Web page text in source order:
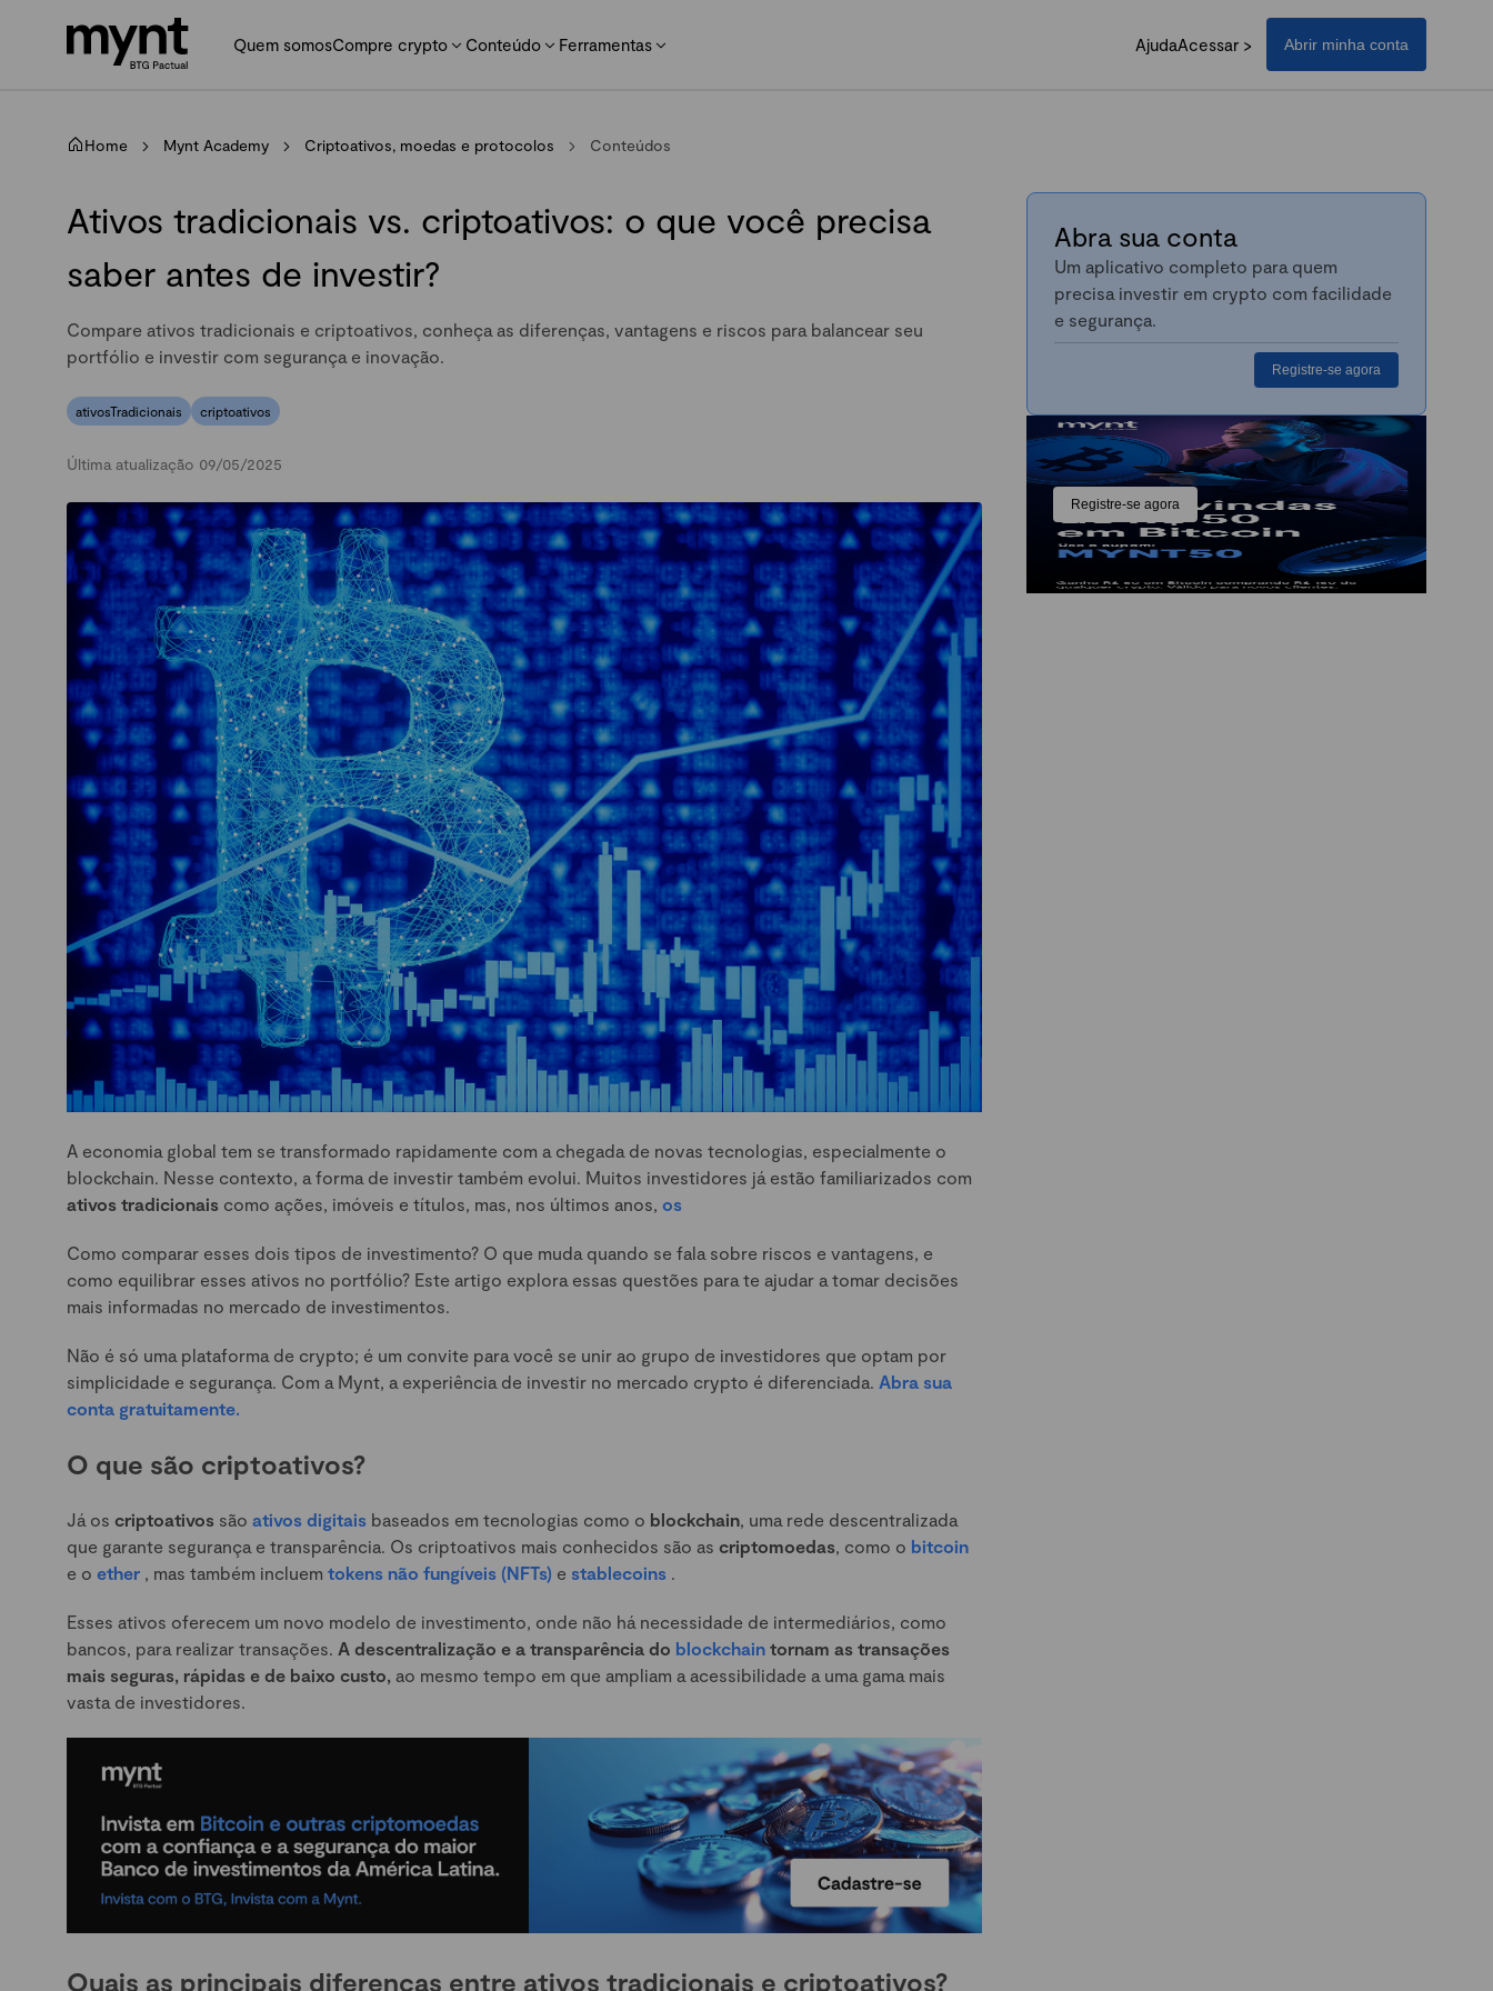
Quem somosCompre crypto Conteúdo Ferramentas AjudaAcessar > Abrir minha conta
Home Mynt Academy Criptoativos, moedas e protocolos Conteúdos
Ativos tradicionais vs. criptoativos: o que você precisa
saber antes de investir?
Compare ativos tradicionais e criptoativos, conheça as diferenças, vantagens e riscos para balancear seu
portfólio e investir com segurança e inovação.
ativosTradicionais criptoativos
Última atualização 09/05/2025
A economia global tem se transformado rapidamente com a chegada de novas tecnologias, especialmente o
blockchain. Nesse contexto, a forma de investir também evolui. Muitos investidores já estão familiarizados com
ativos tradicionais como ações, imóveis e títulos, mas, nos últimos anos, os
Como comparar esses dois tipos de investimento? O que muda quando se fala sobre riscos e vantagens, e
como equilibrar esses ativos no portfólio? Este artigo explora essas questões para te ajudar a tomar decisões
mais informadas no mercado de investimentos.
Não é só uma plataforma de crypto; é um convite para você se unir ao grupo de investidores que optam por
simplicidade e segurança. Com a Mynt, a experiência de investir no mercado crypto é diferenciada. Abra sua
conta gratuitamente.
O que são criptoativos?
Já os criptoativos são ativos digitais baseados em tecnologias como o blockchain, uma rede descentralizada
que garante segurança e transparência. Os criptoativos mais conhecidos são as criptomoedas, como o bitcoin
e o ether , mas também incluem tokens não fungíveis (NFTs) e stablecoins .
Esses ativos oferecem um novo modelo de investimento, onde não há necessidade de intermediários, como
bancos, para realizar transações. A descentralização e a transparência do blockchain tornam as transações
mais seguras, rápidas e de baixo custo, ao mesmo tempo em que ampliam a acessibilidade a uma gama mais
vasta de investidores.
Quais as principais diferenças entre ativos tradicionais e criptoativos?
Abra sua conta
Um aplicativo completo para quem
precisa investir em crypto com facilidade
e segurança.
Registre-se agora
Registre-se agora